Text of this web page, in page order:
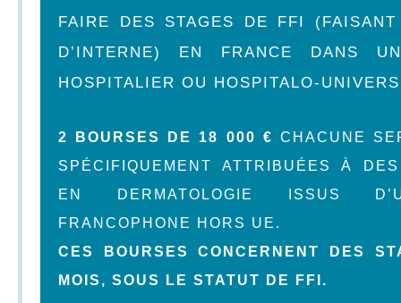
FAIRE DES STAGES DE FFI (FAISANT
D’INTERNE) EN FRANCE DANS
HOSPITALIER OU HOSPITALO-
2 BOURSES DE 18 000 € CHACUNE
SPÉCIFIQUEMENT ATTRIBUÉES À
EN DERMATOLOGIE ISSUS
FRANCOPHONE HORS UE.
CES BOURSES CONCERNENT DES
MOIS, SOUS LE STATUT DE FFI.